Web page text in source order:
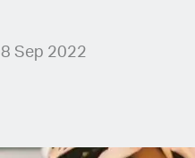
Sep 2022